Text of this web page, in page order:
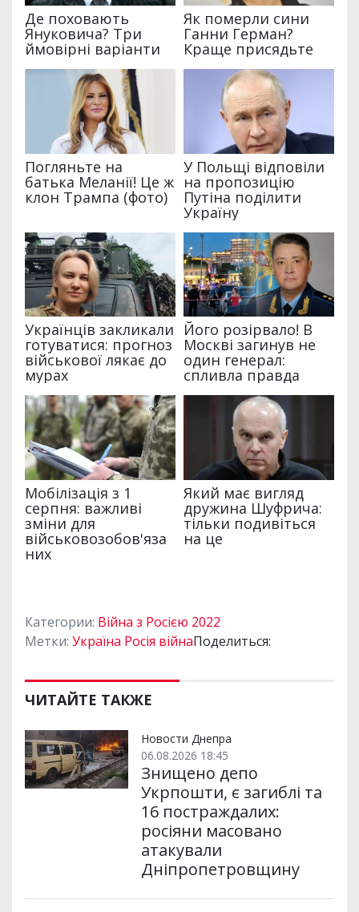
Категории: Війна з Росією 2022
Метки: Україна Росія війнаПоделиться:
ЧИТАЙТЕ ТАКЖЕ
Новости Днепра
06.08.2026 18:45
Знищено депо
Укрпошти, є загиблі та
16 постраждалих:
росіяни масовано
атакували
Дніпропетровщину